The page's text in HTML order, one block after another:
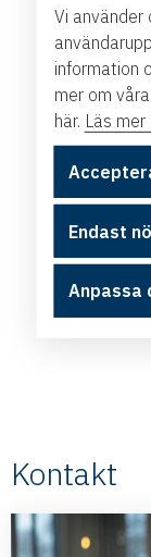
Kontakt
Vi
information
mer om
här. Läs mer
Endast
Anpassa